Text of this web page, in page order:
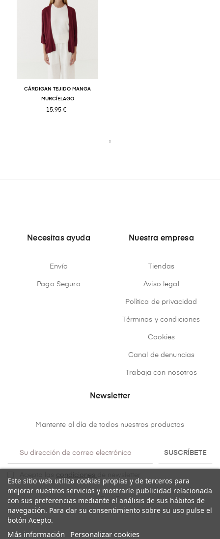
CÁRDIGAN TEJIDO MANGA
MURCÍELAGO
15,95 €
Necesitas ayuda
Envío
Pago Seguro
Nuestra empresa
Tiendas
Aviso legal
Política de privacidad
Términos y condiciones
Cookies
Canal de denuncias
Trabaja con nosotros
Newsletter
Mantente al día de todos nuestros productos
SUSCRÍBETE
condiciones
Este sitio web utiliza cookies propias y de terceros para
mejorar nuestros servicios y mostrarle publicidad relacionada
con sus preferencias mediante el análisis de sus hábitos de
navegación. Para dar su consentimiento sobre su uso pulse el
botón Acepto.
Más información Personalizar cookies